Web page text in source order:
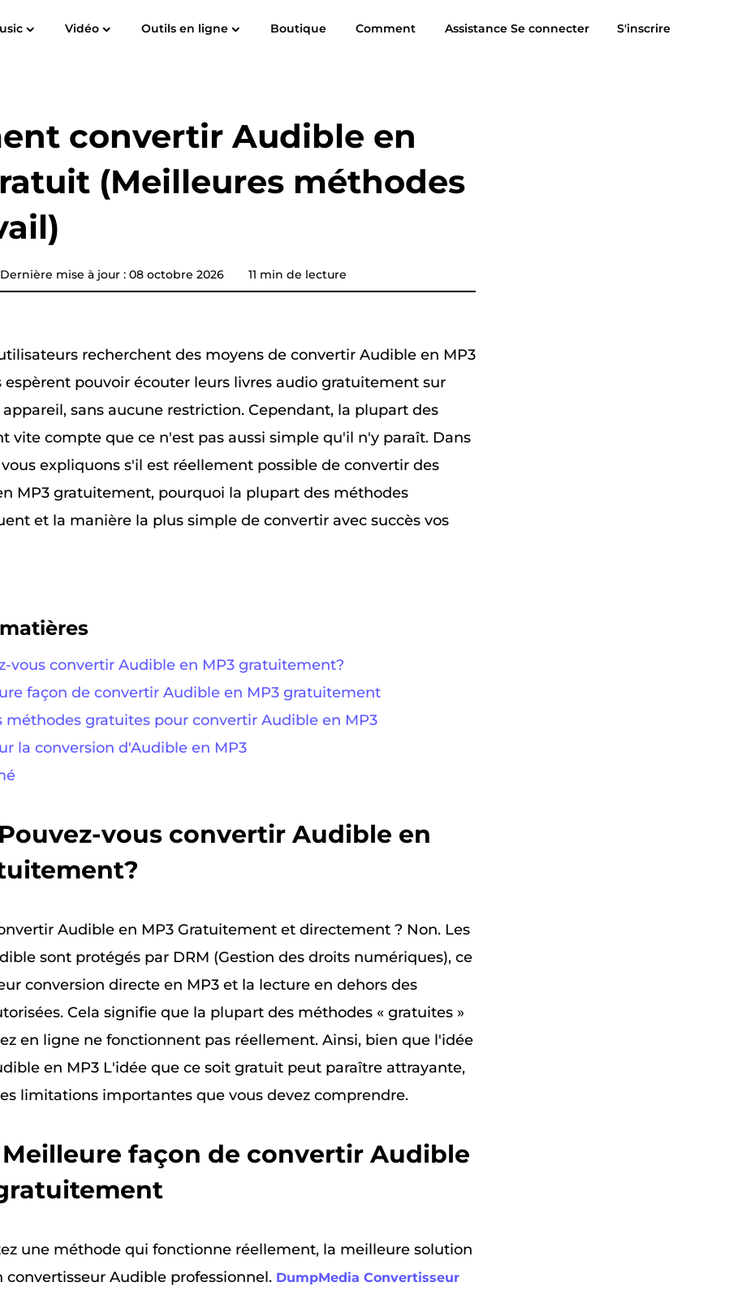
Convertisseur de musique
YouTube
Convertisseur audible
Convertisseur de musique
SoundCloud
Vidéo Outils en ligne Boutique Comment Assistance Se connecter S'inscrire
Guide de l'utilisateur FAQAvis Téléchargement gratuit Acheter
convertir Audible en
(Meilleures méthodes
Dernière mise à jour : 08 octobre 2026 11 min de lecture
recherchent des moyens de convertir Audible en MP3
espèrent pouvoir écouter leurs livres audio gratuitement sur
sans aucune restriction. Cependant, la plupart des
vite compte que ce n'est pas aussi simple qu'il n'y paraît. Dans
expliquons s'il est réellement possible de convertir des
MP3 gratuitement, pourquoi la plupart des méthodes
et la manière la plus simple de convertir avec succès vos
vous convertir Audible en MP3 gratuitement?
façon de convertir Audible en MP3 gratuitement
méthodes gratuites pour convertir Audible en MP3
la conversion d'Audible en MP3
vous convertir Audible en
Audible en MP3 Gratuitement et directement ? Non. Les
sont protégés par DRM (Gestion des droits numériques), ce
conversion directe en MP3 et la lecture en dehors des
Cela signifie que la plupart des méthodes « gratuites »
en ligne ne fonctionnent pas réellement. Ainsi, bien que l'idée
en MP3 L'idée que ce soit gratuit peut paraître attrayante,
limitations importantes que vous devez comprendre.
Meilleure façon de convertir Audible
une méthode qui fonctionne réellement, la meilleure solution
convertisseur Audible professionnel. DumpMedia Convertisseur